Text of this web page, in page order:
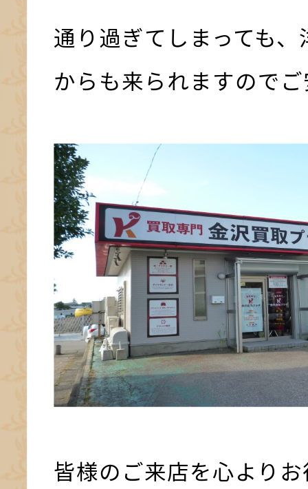
通り過ぎてしまっても
からも来られますので
皆様のご来店を心より